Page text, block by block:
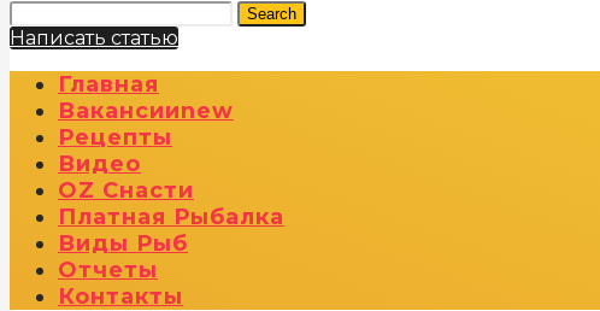
Search
Написать статью
Главная
ВакансииNew
Рецепты
Видео
OZ Снасти
Платная Рыбалка
Виды Рыб
Отчеты
Контакты